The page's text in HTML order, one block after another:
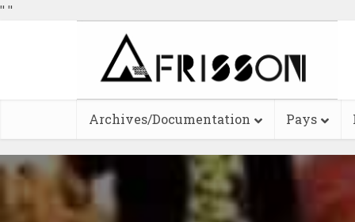
" "
Archives/Documentation Pays